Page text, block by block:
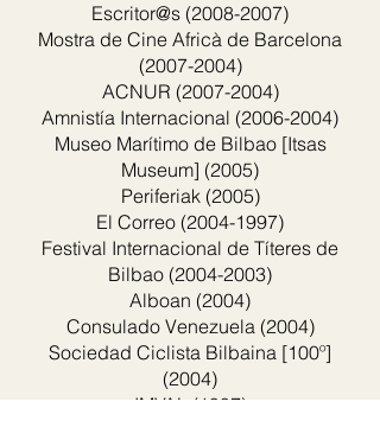
Escritor@s (2008-2007)
Mostra de Cine Africà de Barcelona
(2007-2004)
ACNUR (2007-2004)
Amnistía Internacional (2006-2004)
Museo Marítimo de Bilbao [Itsas
Museum] (2005)
Periferiak (2005)
El Correo (2004-1997)
Festival Internacional de Títeres de
Bilbao (2004-2003)
Alboan (2004)
Consulado Venezuela (2004)
Sociedad Ciclista Bilbaina [100º]
(2004)
IMVAL (1997)